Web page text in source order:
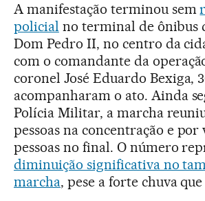
A manifestação terminou sem
policial no terminal de ônibus
Dom Pedro II, no centro da
com o comandante da
coronel José Eduardo Bexiga,
acompanharam o ato. Ainda
Polícia Militar, a marcha
pessoas na concentração e por
pessoas no final. O número
diminuição significativa no
marcha, pese a forte chuva